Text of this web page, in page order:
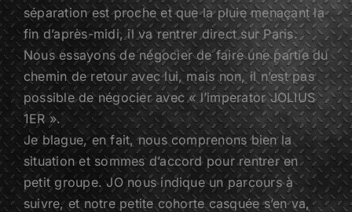
séparation est proche et que la pluie menaçant la
fin d’après-midi, il va rentrer direct sur Paris.
Nous essayons de négocier de faire une partie du
chemin de retour avec lui, mais non, il n’est pas
possible de négocier avec « l’imperator JOLIUS
1ER ».
Je blague, en fait, nous comprenons bien la
situation et sommes d’accord pour rentrer en
petit groupe. JO nous indique un parcours à
suivre, et notre petite cohorte casquée s’en va,